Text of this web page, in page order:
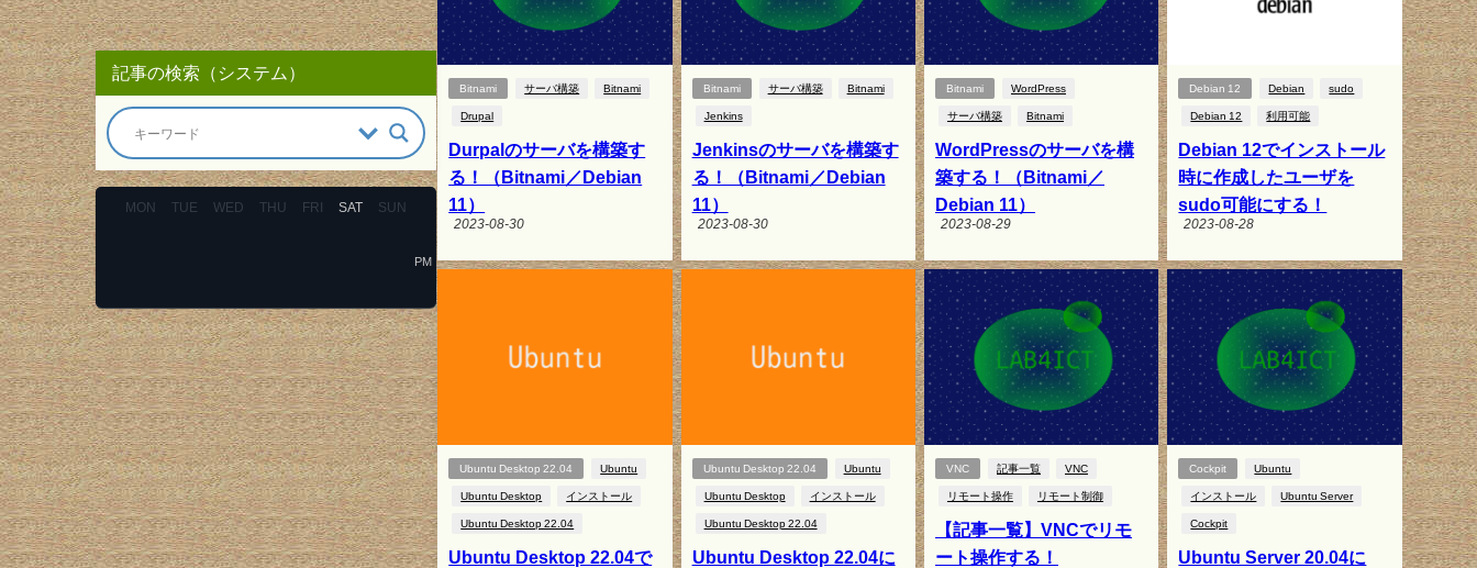
Bitnami サーバ構築 Bitnami
Drupal
Durpalのサーバを構築す
る！（Bitnami／Debian
11）
2023-08-30
Bitnami サーバ構築 Bitnami
Jenkins
Jenkinsのサーバを構築す
る！（Bitnami／Debian
11）
2023-08-30
Bitnami WordPress
サーバ構築 Bitnami
WordPressのサーバを構
築する！（Bitnami／
Debian 11）
2023-08-29
Debian 12 Debian sudo
Debian 12 利用可能
Debian 12でインストール
時に作成したユーザを
sudo可能にする！
2023-08-28
Ubuntu Desktop 22.04 Ubuntu
Ubuntu Desktop インストール
Ubuntu Desktop 22.04
Ubuntu Desktop 22.04で
Ubuntu Desktop 22.04 Ubuntu
Ubuntu Desktop インストール
Ubuntu Desktop 22.04
Ubuntu Desktop 22.04に
VNC 記事一覧 VNC
リモート操作 リモート制御
【記事一覧】VNCでリモ
ート操作する！
Cockpit Ubuntu
インストール Ubuntu Server
Cockpit
Ubuntu Server 20.04に
記事の検索（システム）
MON TUE WED THU FRI SAT SUN
PM